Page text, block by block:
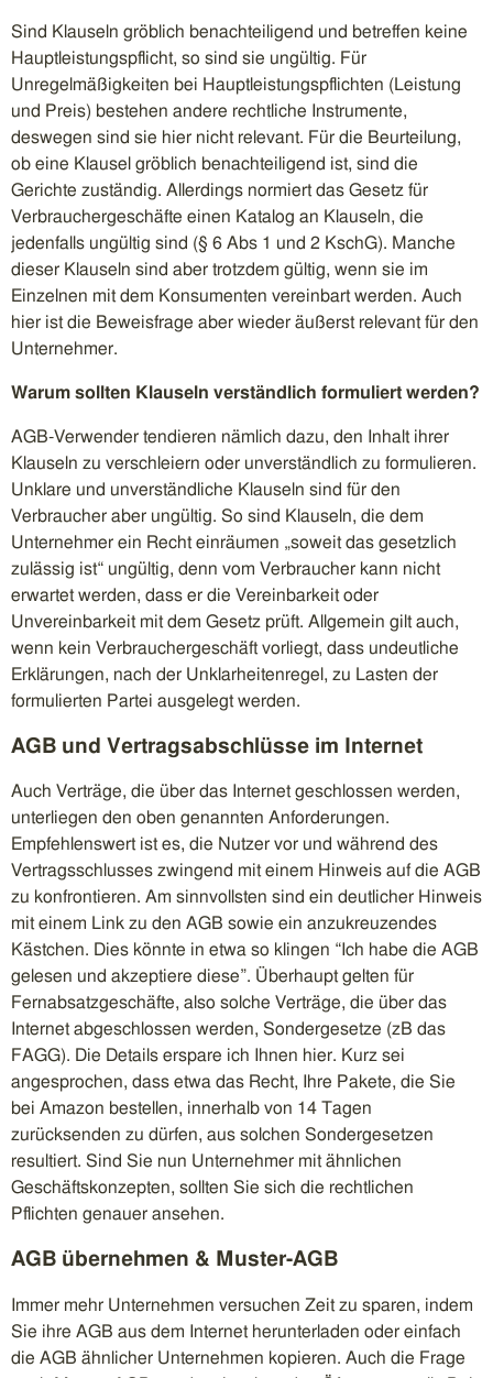
Sind Klauseln gröblich benachteiligend und betreffen keine
Hauptleistungspflicht, so sind sie ungültig. Für
Unregelmäßigkeiten bei Hauptleistungspflichten (Leistung
und Preis) bestehen andere rechtliche Instrumente,
deswegen sind sie hier nicht relevant. Für die Beurteilung,
ob eine Klausel gröblich benachteiligend ist, sind die
Gerichte zuständig. Allerdings normiert das Gesetz für
Verbrauchergeschäfte einen Katalog an Klauseln, die
jedenfalls ungültig sind (§ 6 Abs 1 und 2 KschG). Manche
dieser Klauseln sind aber trotzdem gültig, wenn sie im
Einzelnen mit dem Konsumenten vereinbart werden. Auch
hier ist die Beweisfrage aber wieder äußerst relevant für den
Unternehmer.
Warum sollten Klauseln verständlich formuliert werden?
AGB-Verwender tendieren nämlich dazu, den Inhalt ihrer
Klauseln zu verschleiern oder unverständlich zu formulieren.
Unklare und unverständliche Klauseln sind für den
Verbraucher aber ungültig. So sind Klauseln, die dem
Unternehmer ein Recht einräumen „soweit das gesetzlich
zulässig ist“ ungültig, denn vom Verbraucher kann nicht
erwartet werden, dass er die Vereinbarkeit oder
Unvereinbarkeit mit dem Gesetz prüft. Allgemein gilt auch,
wenn kein Verbrauchergeschäft vorliegt, dass undeutliche
Erklärungen, nach der Unklarheitenregel, zu Lasten der
formulierten Partei ausgelegt werden.
AGB und Vertragsabschlüsse im Internet
Auch Verträge, die über das Internet geschlossen werden,
unterliegen den oben genannten Anforderungen.
Empfehlenswert ist es, die Nutzer vor und während des
Vertragsschlusses zwingend mit einem Hinweis auf die AGB
zu konfrontieren. Am sinnvollsten sind ein deutlicher Hinweis
mit einem Link zu den AGB sowie ein anzukreuzendes
Kästchen. Dies könnte in etwa so klingen “Ich habe die AGB
gelesen und akzeptiere diese”. Überhaupt gelten für
Fernabsatzgeschäfte, also solche Verträge, die über das
Internet abgeschlossen werden, Sondergesetze (zB das
FAGG). Die Details erspare ich Ihnen hier. Kurz sei
angesprochen, dass etwa das Recht, Ihre Pakete, die Sie
bei Amazon bestellen, innerhalb von 14 Tagen
zurücksenden zu dürfen, aus solchen Sondergesetzen
resultiert. Sind Sie nun Unternehmer mit ähnlichen
Geschäftskonzepten, sollten Sie sich die rechtlichen
Pflichten genauer ansehen.
AGB übernehmen & Muster-AGB
Immer mehr Unternehmen versuchen Zeit zu sparen, indem
Sie ihre AGB aus dem Internet herunterladen oder einfach
die AGB ähnlicher Unternehmen kopieren. Auch die Frage